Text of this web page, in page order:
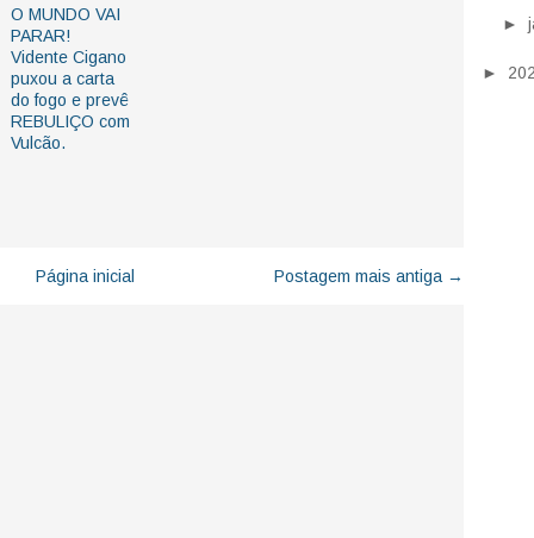
O MUNDO VAI
PARAR!
Vidente Cigano
puxou a carta
do fogo e prevê
REBULIÇO com
Vulcão.
Postagem mais antiga →
Página inicial
►
►